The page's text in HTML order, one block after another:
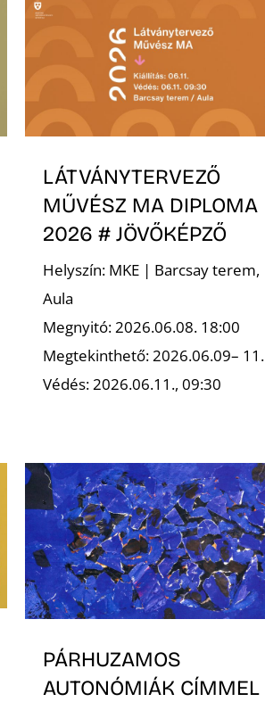
LÁTVÁNYTERVEZŐ
MŰVÉSZ MA DIPLOMA
2026 # JÖVŐKÉPZŐ
Helyszín: MKE | Barcsay terem,
Aula
Megnyitó: 2026.06.08. 18:00
Megtekinthető: 2026.06.09– 11.
Védés: 2026.06.11., 09:30
PÁRHUZAMOS
AUTONÓMIÁK CÍMMEL